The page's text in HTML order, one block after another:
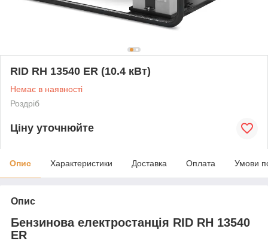
RID RH 13540 ER (10.4 кВт)
Немає в наявності
Роздріб
Ціну уточнюйте
Опис Характеристики Доставка Оплата Умови
Опис
Бензинова електростанція RID RH 13540
ER